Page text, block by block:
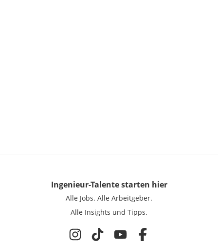
Ingenieur-Talentestarten hier
Alle Jobs. Alle Arbeitgeber.
Alle Insights und Tipps.